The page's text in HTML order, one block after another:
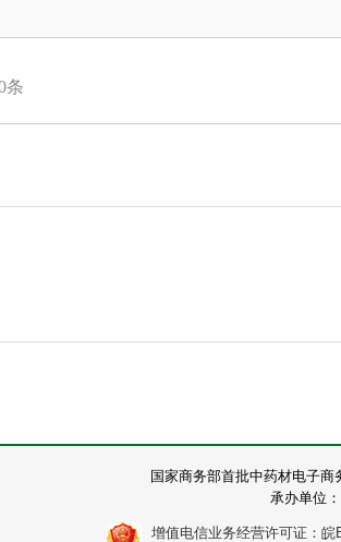
条
国家商务部首批中药材电子
承办单位
增值电信业务经营许可证：皖